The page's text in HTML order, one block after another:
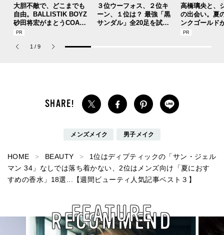
大胆不敵で、どこまでも
自由。BALLISTIK BOYZ
砂田将宏がまとうCOACH
の新作フレグランス「コ
パルファム」
３位ウーフォス、２位キ
ーン、１位は？ 最強「黒
サンダル」全20足を試着
高橋璃央と、
の出会い。夏
ンクゴールド
SUMMER
1 / 9
メンズメイク 男子メイク
HOME BEAUTY
1位はディプティックの「サン・ジェル
マン 34」なしでは落ち着かない、2位はメンズ向け「夏におす
すめの香水」18選...【週間ビューティ人気記事ベスト３】
RECOMMEND
FEATURE